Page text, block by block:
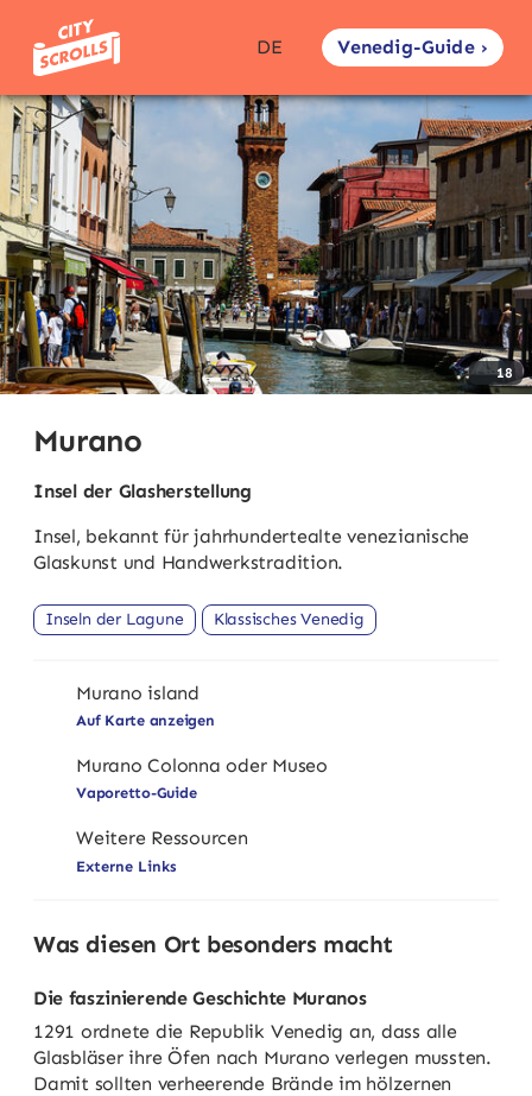
DE Venedig-Guide ›
18
Murano
Insel der Glasherstellung
Insel, bekannt für jahrhundertealte venezianische
Glaskunst und Handwerkstradition.
Inseln der Lagune Klassisches Venedig
Murano island
Auf Karte anzeigen
Murano Colonna oder Museo
Vaporetto-Guide
Weitere Ressourcen
Externe Links
Was diesen Ort besonders macht
Die faszinierende Geschichte Muranos
1291 ordnete die Republik Venedig an, dass alle
Glasbläser ihre Öfen nach Murano verlegen mussten.
Damit sollten verheerende Brände im hölzernen